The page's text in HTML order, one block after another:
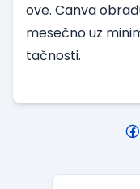
ove. Canva
mesečno uz
tačnosti.